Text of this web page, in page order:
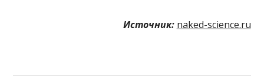
Источник: naked-science.ru